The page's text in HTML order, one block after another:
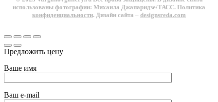
использованы фотографии: Михаила Джапаридзе/ТАСС. Политика
конфиденциальности. Дизайн сайта – designsreda.com
Предложить цену
Ваше имя
Ваш e-mail